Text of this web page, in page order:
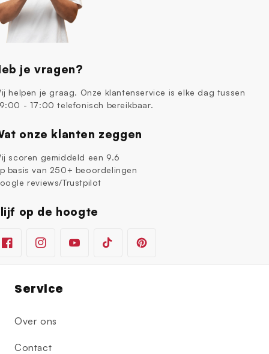
je vragen?
helpen je graag. Onze klantenservice is elke dag tussen
- 17:00 telefonisch bereikbaar.
onze klanten zeggen
scoren gemiddeld een 9.6
basis van 250+ beoordelingen
reviews/Trustpilot
op de hoogte
FacebookInstagramYouTubeTikTok Pinterest
Service
Over ons
Contact